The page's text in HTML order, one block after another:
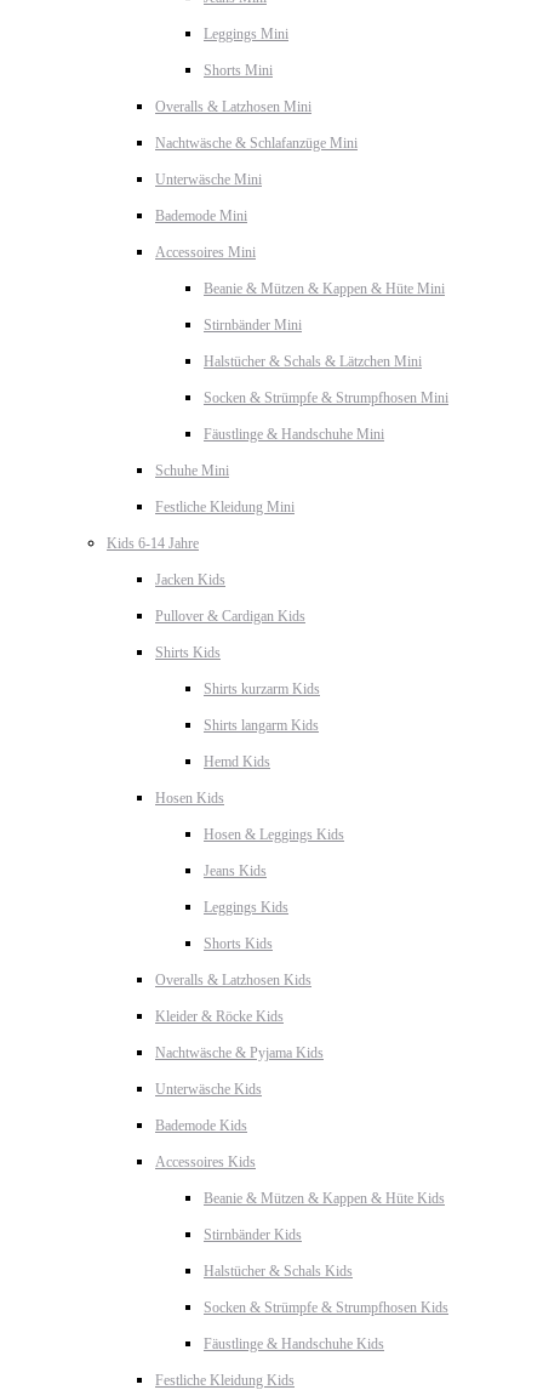
Leggings Mini
Shorts Mini
Overalls & Latzhosen Mini
Nachtwäsche & Schlafanzüge Mini
Unterwäsche Mini
Bademode Mini
Accessoires Mini
Beanie & Mützen & Kappen & Hüte Mini
Stirnbänder Mini
Halstücher & Schals & Lätzchen Mini
Socken & Strümpfe & Strumpfhosen Mini
Fäustlinge & Handschuhe Mini
Schuhe Mini
Festliche Kleidung Mini
Kids 6-14 Jahre
Jacken Kids
Pullover & Cardigan Kids
Shirts Kids
Shirts kurzarm Kids
Shirts langarm Kids
Hemd Kids
Hosen Kids
Hosen & Leggings Kids
Jeans Kids
Leggings Kids
Shorts Kids
Overalls & Latzhosen Kids
Kleider & Röcke Kids
Nachtwäsche & Pyjama Kids
Unterwäsche Kids
Bademode Kids
Accessoires Kids
Beanie & Mützen & Kappen & Hüte Kids
Stirnbänder Kids
Halstücher & Schals Kids
Socken & Strümpfe & Strumpfhosen Kids
Fäustlinge & Handschuhe Kids
Festliche Kleidung Kids